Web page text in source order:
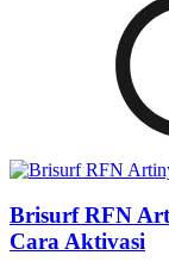
Brisurf RFN
Cara Aktivasi